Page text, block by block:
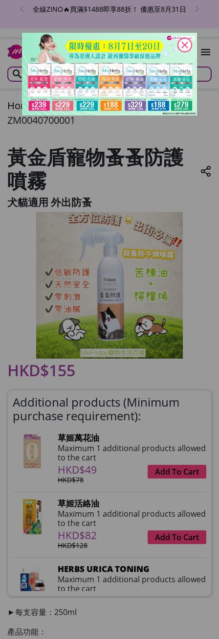
全線ZINO🔥買滿$1488即享88折！ 優惠至8月31日
Home/黃金盾寵物蚤蚤防護噴霧
ZM0040700001
黃金盾寵物蚤蚤防護
噴霧
犬貓適用 外出防蚤
HKD$155
Additional products (Minimum
purchase requirement):
草姬萬花油
Maximum 1 additional products allowed
to the cart
HKD$49
HKD$78
Add To Cart
草姬活絡油
Maximum 1 additional products allowed
to the cart
HKD$82
HKD$128
Add To Cart
HERBS URICA TONING
Maximum 1 additional products allowed
to the cart
HKD$359
►每支容量：250ml
產品功能：
close